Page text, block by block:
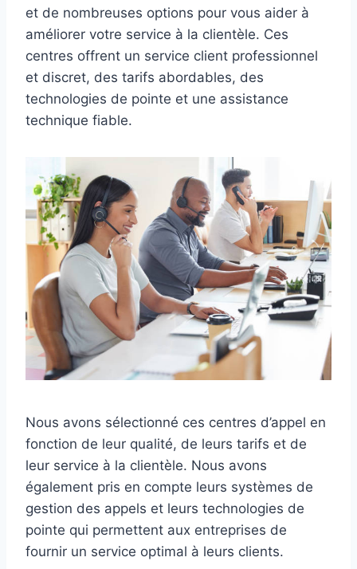
et de nombreuses options pour vous aider à
améliorer votre service à la clientèle. Ces
centres offrent un service client professionnel
et discret, des tarifs abordables, des
technologies de pointe et une assistance
technique fiable.
Nous avons sélectionné ces centres d’appel en
fonction de leur qualité, de leurs tarifs et de
leur service à la clientèle. Nous avons
également pris en compte leurs systèmes de
gestion des appels et leurs technologies de
pointe qui permettent aux entreprises de
fournir un service optimal à leurs clients.